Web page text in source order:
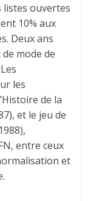
listes ouvertes
10% aux
Deux ans
mode de
les
de la
et le jeu de
entre ceux
et